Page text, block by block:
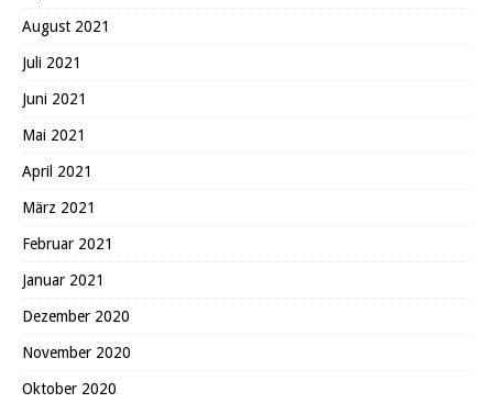
August 2021
Juli 2021
Juni 2021
Mai 2021
April 2021
März 2021
Februar 2021
Januar 2021
Dezember 2020
November 2020
Oktober 2020